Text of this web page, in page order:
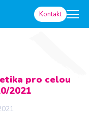
Kontakt
pro celou
2021